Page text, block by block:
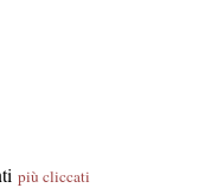
più cliccati